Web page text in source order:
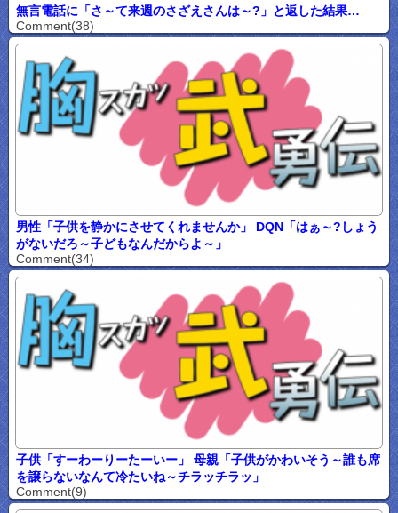
無言電話に「さ～て来週のさざえさんは～?」と返した結果…
Comment(38)
男性「子供を静かにさせてくれませんか」 DQN「はぁ～?しょう
がないだろ～子どもなんだからよ～」
Comment(34)
子供「すーわーりーたーいー」 母親「子供がかわいそう～誰も席
を譲らないなんて冷たいね～チラッチラッ」
Comment(9)